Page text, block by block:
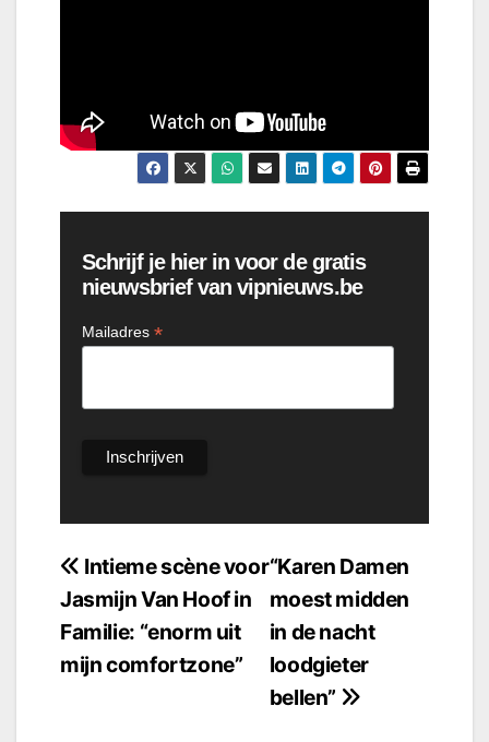
Schrijf je hier in voor de gratis
nieuwsbrief van vipnieuws.be
Mailadres *
Bericht
navigatie
“Karen Damen
moest midden
in de nacht
loodgieter
bellen”
Intieme scène voor
Jasmijn Van Hoof in
Familie: “enorm uit
mijn comfortzone”